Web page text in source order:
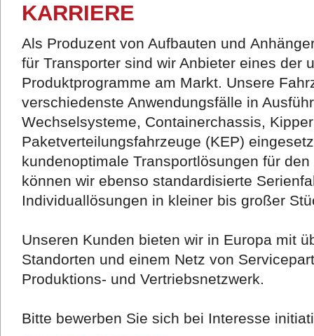
KARRIERE
Als Produzent von Aufbauten und
für Transporter sind wir Anbieter eines der
Produktprogramme am Markt. Unsere
verschiedenste Anwendungsfälle in
Wechselsysteme, Containerchassis,
Paketverteilungsfahrzeuge (KEP)
kundenoptimale Transportlösungen für
können wir ebenso standardisierte
Individuallösungen in kleiner bis großer
Unseren Kunden bieten wir in Europa mit
Standorten und einem Netz von
Produktions- und Vertriebsnetzwerk.
Bitte bewerben Sie sich bei Interesse